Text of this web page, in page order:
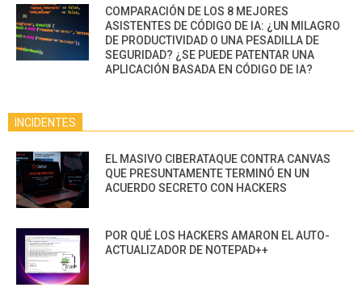
COMPARACIÓN DE LOS 8 MEJORES
ASISTENTES DE CÓDIGO DE IA: ¿UN MILAGRO
DE PRODUCTIVIDAD O UNA PESADILLA DE
SEGURIDAD? ¿SE PUEDE PATENTAR UNA
APLICACIÓN BASADA EN CÓDIGO DE IA?
INCIDENTES
EL MASIVO CIBERATAQUE CONTRA CANVAS
QUE PRESUNTAMENTE TERMINÓ EN UN
ACUERDO SECRETO CON HACKERS
POR QUÉ LOS HACKERS AMARON EL AUTO-
ACTUALIZADOR DE NOTEPAD++